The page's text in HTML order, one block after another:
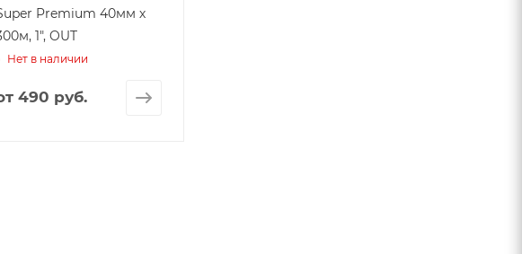
Premium 40мм х
1", OUT
Нет в наличии
490 руб.